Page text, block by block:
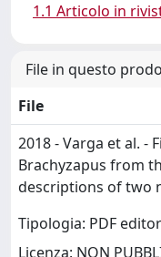
1.1 Articolo in
File in questo
File
2018 - Varga et al. -
Brachyzapus from
descriptions of two
Tipologia: PDF
Licenza: NON